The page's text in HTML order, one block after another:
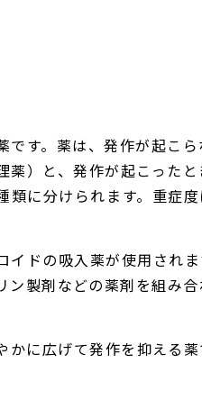
す。薬は、発作が起こ
）と、発作が起こった
に分けられます。重症
ドの吸入薬が使用され
製剤などの薬剤を組み
に広げて発作を抑える